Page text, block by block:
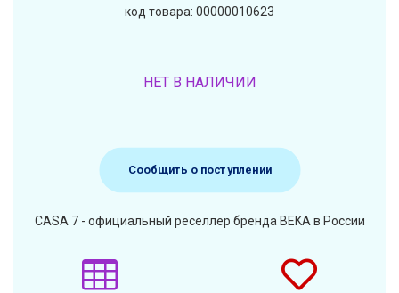
код товара: 00000010623
НЕТ В НАЛИЧИИ
Сообщить о поступлении
CASA 7 - официальный реселлер бренда BEKA в России